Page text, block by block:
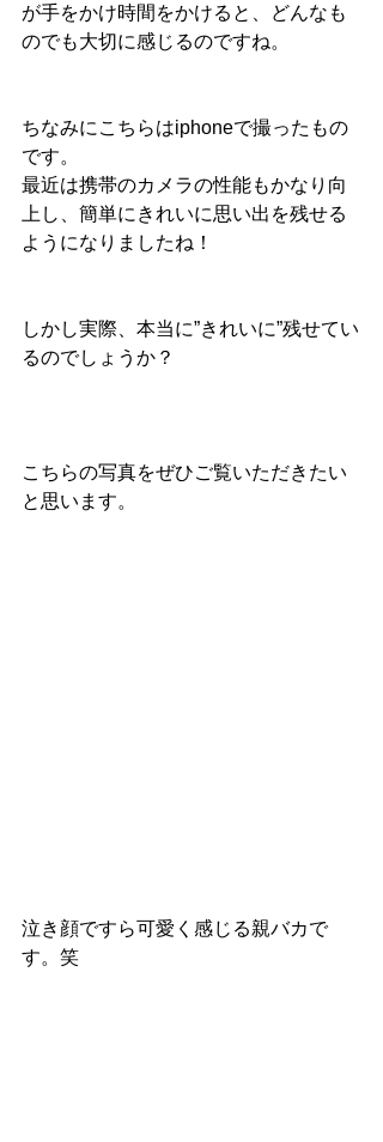
が手をかけ時間をかけると、どんなも
のでも大切に感じるのですね。
ちなみにこちらはiphoneで撮ったもの
です。
最近は携帯のカメラの性能もかなり向
上し、簡単にきれいに思い出を残せる
ようになりましたね！
しかし実際、本当に”きれいに”残せてい
るのでしょうか？
こちらの写真をぜひご覧いただきたい
と思います。
泣き顔ですら可愛く感じる親バカで
す。笑